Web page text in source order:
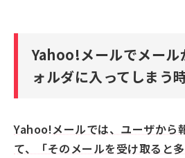
Yahoo!メールでメール
ォルダに入ってしまう
Yahoo!メールでは、ユーザから
て、「そのメールを受け取ると